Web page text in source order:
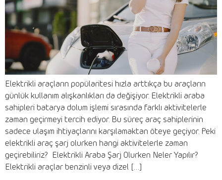
Elektrikli araçların popülaritesi hızla arttıkça bu araçların
günlük kullanım alışkanlıkları da değişiyor. Elektrikli araba
sahipleri batarya dolum işlemi sırasında farklı aktivitelerle
zaman geçirmeyi tercih ediyor. Bu süreç araç sahiplerinin
sadece ulaşım ihtiyaçlarını karşılamaktan öteye geçiyor. Peki
elektrikli araç şarj olurken hangi aktivitelerle zaman
geçirebiliriz? Elektrikli Araba Şarj Olurken Neler Yapılır?
Elektrikli araçlar benzinli veya dizel […]